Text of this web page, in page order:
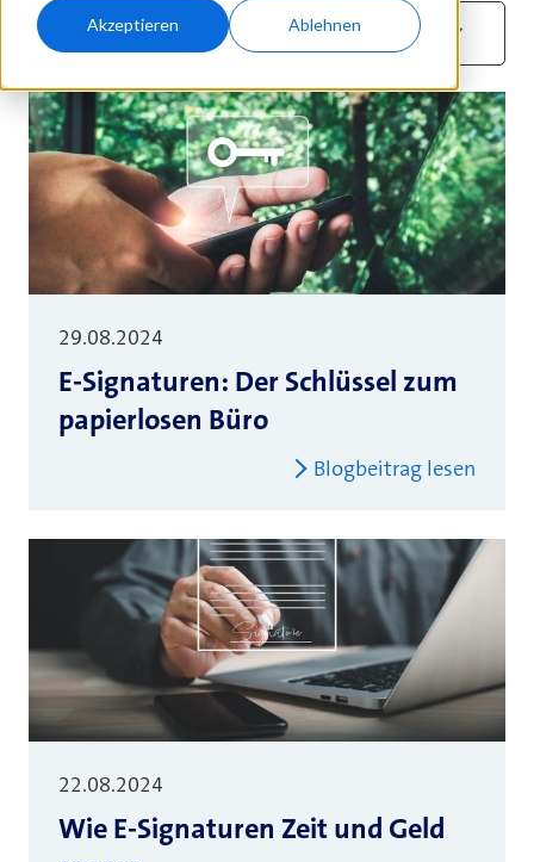
Akzeptieren Ablehnen
Thema wählen
E-Signaturen: Der Schlüssel zum
papierlosen Büro
29.08.2024
Blogbeitrag lesen
Wie E-Signaturen Zeit und Geld
22.08.2024